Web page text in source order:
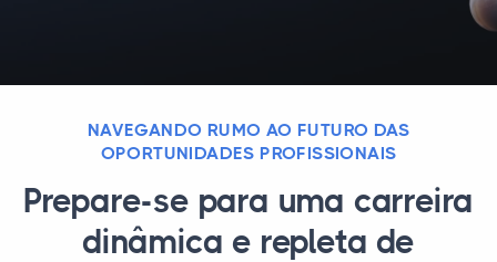
NAVEGANDO RUMO AO FUTURO DAS
OPORTUNIDADES PROFISSIONAIS
Prepare-se para uma carreira
dinâmica e repleta de